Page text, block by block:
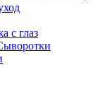
с глаз